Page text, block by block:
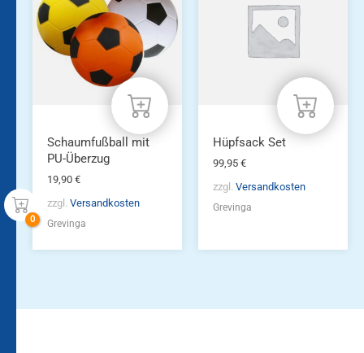
Schaumfußball mit
PU-Überzug
19,90 €
zzgl. Versandkosten
Grevinga
Hüpfsack Set
99,95 €
zzgl. Versandkosten
Grevinga